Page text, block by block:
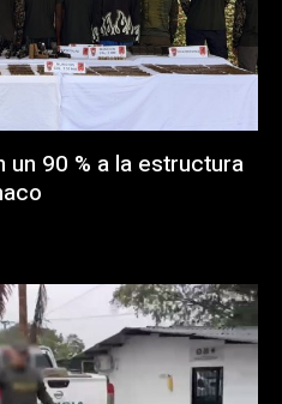
un 90 % a la estructura